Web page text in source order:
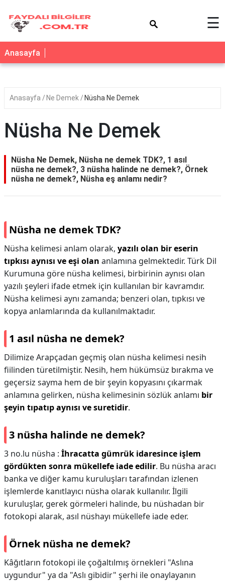
☰
Anasayfa
Anasayfa Ne Demek Nüsha Ne Demek
Nüsha Ne Demek
Nüsha Ne Demek, Nüsha ne demek TDK?, 1 asıl
nüsha ne demek?, 3 nüsha halinde ne demek?, Örnek
nüsha ne demek?, Nüsha eş anlamı nedir?
Nüsha ne demek TDK?
Nüsha kelimesi anlam olarak, yazılı olan bir eserin
tıpkısı aynısı ve eşi olan anlamına gelmektedir. Türk Dil
Kurumuna göre nüsha kelimesi, birbirinin aynısı olan
yazılı şeyleri ifade etmek için kullanılan bir kavramdır.
Nüsha kelimesi aynı zamanda; benzeri olan, tıpkısı ve
kopya anlamlarında da kullanılmaktadır.
1 asıl nüsha ne demek?
Dilimize Arapçadan geçmiş olan nüsha kelimesi nesih
fiilinden türetilmiştir. Nesih, hem hükümsüz bırakma ve
geçersiz sayma hem de bir şeyin kopyasını çıkarmak
anlamına gelirken, nüsha kelimesinin sözlük anlamı bir
şeyin tıpatıp aynısı ve suretidir.
3 nüsha halinde ne demek?
3 no.lu nüsha : İhracatta gümrük idaresince işlem
gördükten sonra mükellefe iade edilir. Bu nüsha aracı
banka ve diğer kamu kuruluşları tarafından izlenen
işlemlerde kanıtlayıcı nüsha olarak kullanılır. İlgili
kuruluşlar, gerek görmeleri halinde, bu nüshadan bir
fotokopi alarak, asıl nüshayı mükellefe iade eder.
Örnek nüsha ne demek?
Kâğıtların fotokopi ile çoğaltılmış örnekleri "Aslına
uygundur" ya da "Aslı gibidir" şerhi ile onaylayanın